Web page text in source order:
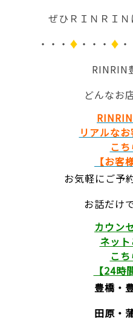
ぜひＲＩＮＲＩ
・・・ ♦ ・・・ ♦
RINRIN
どんなお
リアルな
こ
【お客
お気軽にご予
お話だけ
カウン
ネッ
こ
【24時
豊橋・
田原・